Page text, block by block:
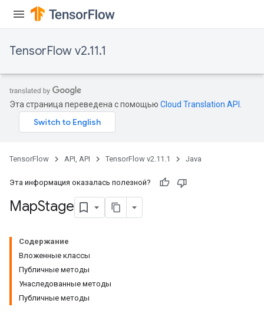
TensorFlow v2.11.1
Эта страница переведена с помощью Cloud Translation API
TensorFlow API, API TensorFlow v2.11.1 Java
Эта информация оказалась полезной?
MapStage
Содержание
Вложенные классы
Публичные методы
Унаследованные методы
Публичные методы